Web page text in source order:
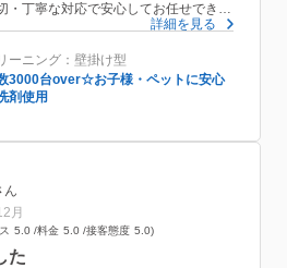
・丁寧な対応で安心してお任せできま
のエアコン内部の写真を見せて頂いた
詳細を見る
ーニング：壁掛け型
3000台over☆お子様・ペットに安心
剤使用
ん
月
5.0 料金 5.0 接客態度 5.0
た